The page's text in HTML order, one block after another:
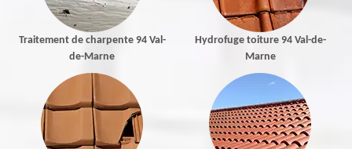
Traitement de charpente 94 Val-
de-Marne
Hydrofuge toiture 94 Val-de-
Marne